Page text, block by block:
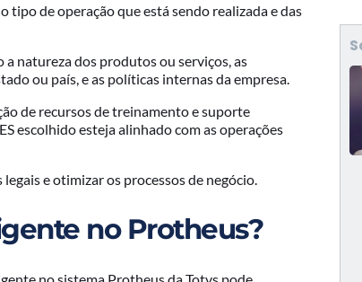
tipo de operação que está sendo realizada e das
natureza dos produtos ou serviços, as
ou país, e as políticas internas da empresa.
de recursos de treinamento e suporte
escolhido esteja alinhado com as operações
e otimizar os processos de negócio.
no Protheus?